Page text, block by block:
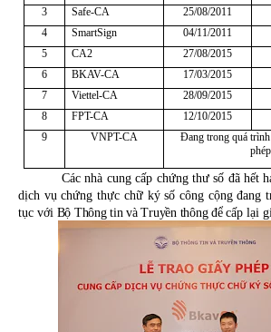
3
Safe-CA 25/08/2011
4
SmartSign 04/11/2011
5
CA2 27/08/2015
6
BKAV-CA 17/03/2015
7
Viettel-CA 28/09/2015
8
FPT-CA 12/10/2015
9
VNPT-CA
Đang trong quá
phép
Các nhà cung cấp chứng thư số đã hết
dịch vụ chứng thực chữ ký số công cộng đang
tục với Bộ Thông tin và Truyền thông đểcấp lại